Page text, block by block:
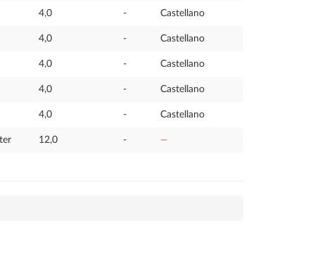
4,0 - Castellano
4,0 - Castellano
4,0 - Castellano
4,0 - Castellano
4,0 - Castellano
12,0 - —